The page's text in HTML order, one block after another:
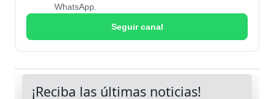
WhatsApp.
Seguir canal